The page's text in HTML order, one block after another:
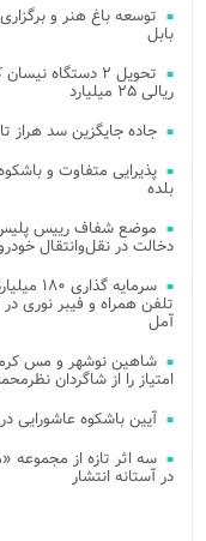
بابل
تحویل ۲ دستگاه
ریالی ۲۵ میلیارد
جاده جایگزین سد هراز
بلده
موضع شفاف رییس پلیس
دخالت در نقل‌وانتقال
آمل
شاهین نوشهر و مس
امتیاز را از شاگردان
آیین باشکوه عاشورایی
سه اثر تازه از مجموعه
در آستانه انتشار